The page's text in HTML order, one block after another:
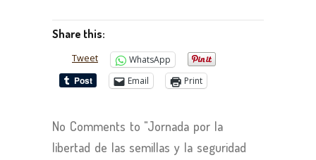
Share this:
Tweet
WhatsApp
Email
Print
No Comments to "Jornada por la
libertad de las semillas y la seguridad